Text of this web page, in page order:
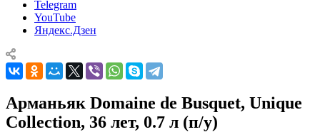
Telegram
YouTube
Яндекс.Дзен
Арманьяк Domaine de Busquet, Unique
Collection, 36 лет, 0.7 л (п/у)